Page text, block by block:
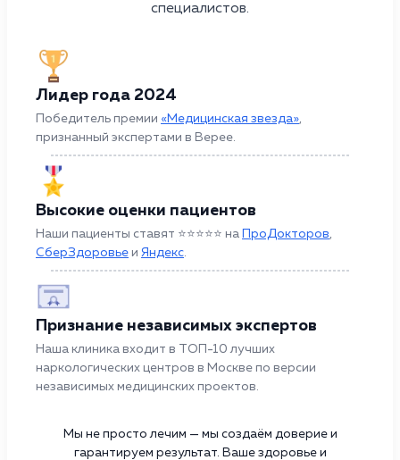
специалистов.
Лидер года 2024
Победитель премии «Медицинская звезда»,
признанный экспертами в Верее.
Высокие оценки пациентов
Наши пациенты ставят ⭐⭐⭐⭐⭐ на ПроДокторов,
СберЗдоровье и Яндекс.
Признание независимых экспертов
Наша клиника входит в ТОП-10 лучших
наркологических центров в Москве по версии
независимых медицинских проектов.
Мы не просто лечим — мы создаём доверие и
гарантируем результат. Ваше здоровье и